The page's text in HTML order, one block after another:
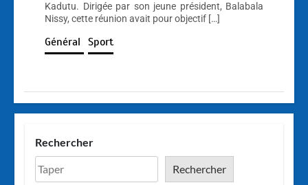
Kadutu. Dirigée par son jeune président, Balabala
Nissy, cette réunion avait pour objectif […]
Général Sport
Rechercher
Rechercher